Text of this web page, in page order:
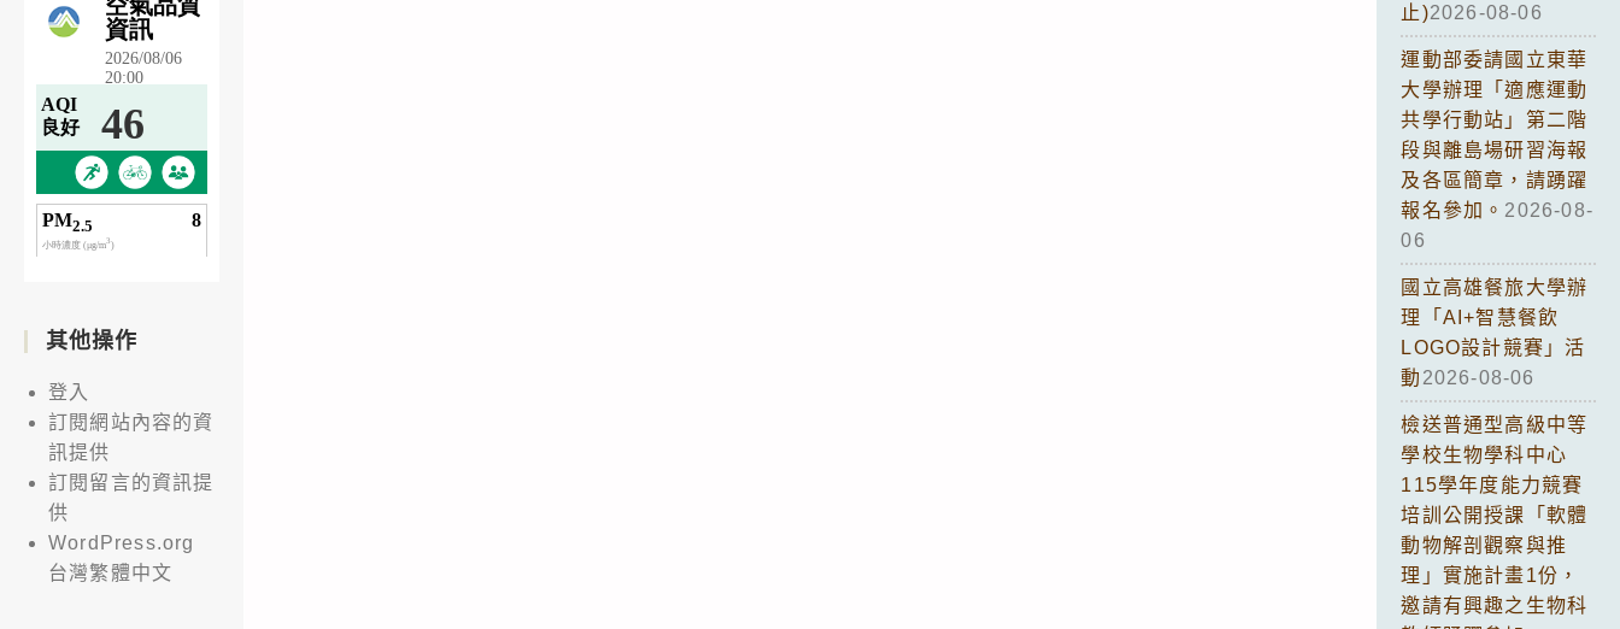
其他操作
登入
訂閱網站內容的資
訊提供
訂閱留言的資訊提
供
WordPress.org
台灣繁體中文
止)2026-08-06
運動部委請國立東華
大學辦理「適應運動
共學行動站」第二階
段與離島場研習海報
及各區簡章，請踴躍
報名參加。 2026-08-
06
國立高雄餐旅大學辦
理「AI+智慧餐飲
LOGO設計競賽」活
動 2026-08-06
檢送普通型高級中等
學校生物學科中心
115學年度能力競賽
培訓公開授課「軟體
動物解剖觀察與推
理」實施計畫1份，
邀請有興趣之生物科